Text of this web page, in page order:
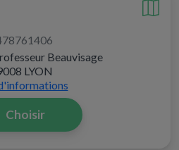
Beauvisage
LYON
Choisir